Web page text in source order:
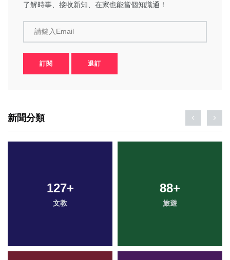
了解時事、接收新知、在家也能當個知識通！
請鍵入Email
訂閱 退訂
新聞分類
127+
文教
88+
旅遊